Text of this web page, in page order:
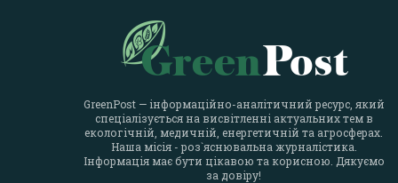
GreenPost — інформаційно-аналітичний ресурс, який
спеціалізується на висвітленні актуальних тем в
екологічній, медичній, енергетичній та агросферах.
Наша місія - роз`яснювальна журналістика.
Інформація має бути цікавою та корисною. Дякуємо
за довіру!